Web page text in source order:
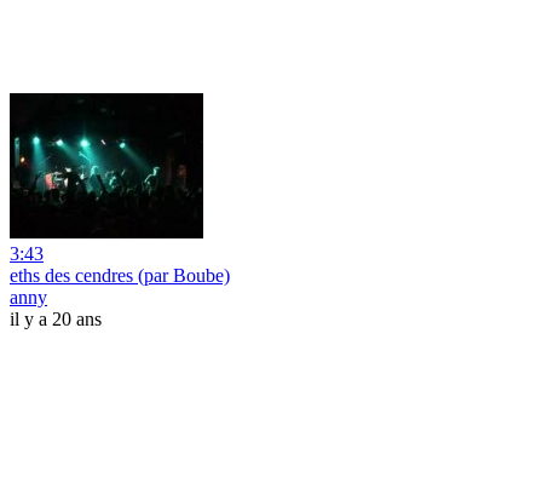
3:43
eths des cendres (par Boube)
anny
il y a 20 ans